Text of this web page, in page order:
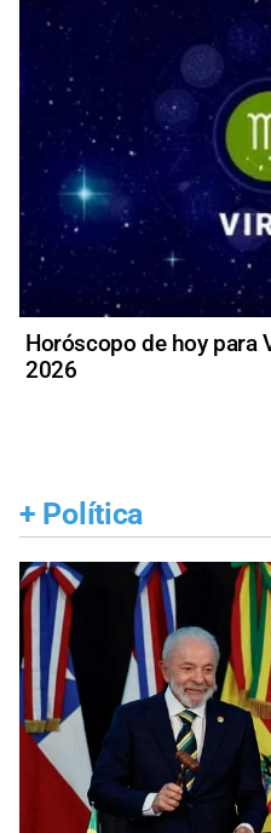
Horóscopo de hoy para
2026
+ Política